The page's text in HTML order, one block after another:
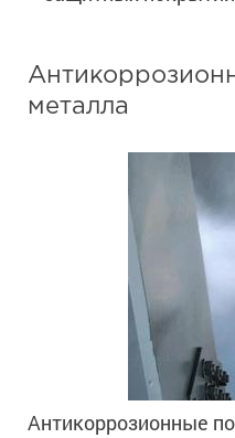
металла
Антикоррозионные